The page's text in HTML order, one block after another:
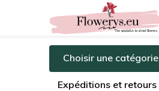
Choisir une catégorie
Expéditions et retours